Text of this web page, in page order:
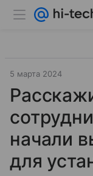
5 марта 2024
начали
для